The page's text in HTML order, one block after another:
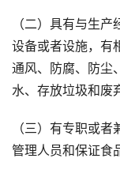
（二）具有与生
设备或者设施，有
通风、防腐、防尘
水、存放垃圾和废
（三）有专职或
管理人员和保证食